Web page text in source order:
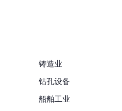
铸造业
钻孔设备
船舶工业